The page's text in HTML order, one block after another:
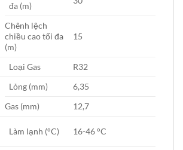
đa (m)
Chênh lệch
chiều cao tối đa
(m)
15
Loại Gas R32
Lỏng (mm)
6,35
Gas (mm)
12,7
Làm lạnh (°C) 16-46 °C